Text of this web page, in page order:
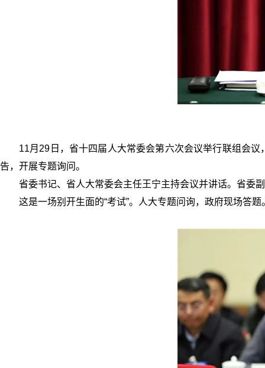
11月29日，省十四届人大常委会第六次会议举行联组会
告，开展专题询问。
省委书记、省人大常委会主任王宁主持会议并讲话。省委
这是一场别开生面的“考试”。人大专题问询，政府现场答题